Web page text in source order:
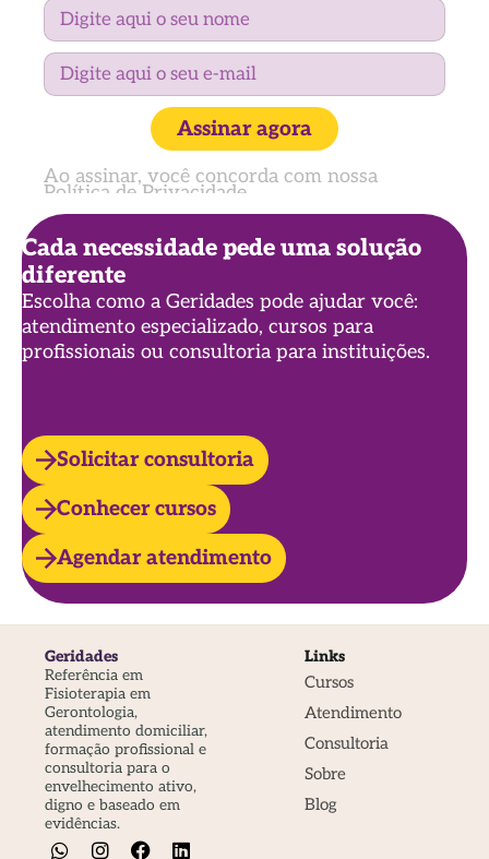
Assinar agora
Ao assinar, você concorda com nossa
Política de Privacidade
Cada necessidade pede uma solução
diferente
Escolha como a Geridades pode ajudar você:
atendimento especializado, cursos para
profissionais ou consultoria para instituições.
Solicitar consultoria
Conhecer cursos
Agendar atendimento
Geridades
Referência em
Fisioterapia em
Gerontologia,
atendimento domiciliar,
formação profissional e
consultoria para o
envelhecimento ativo,
digno e baseado em
evidências.
Links
Cursos
Atendimento
Consultoria
Sobre
Blog